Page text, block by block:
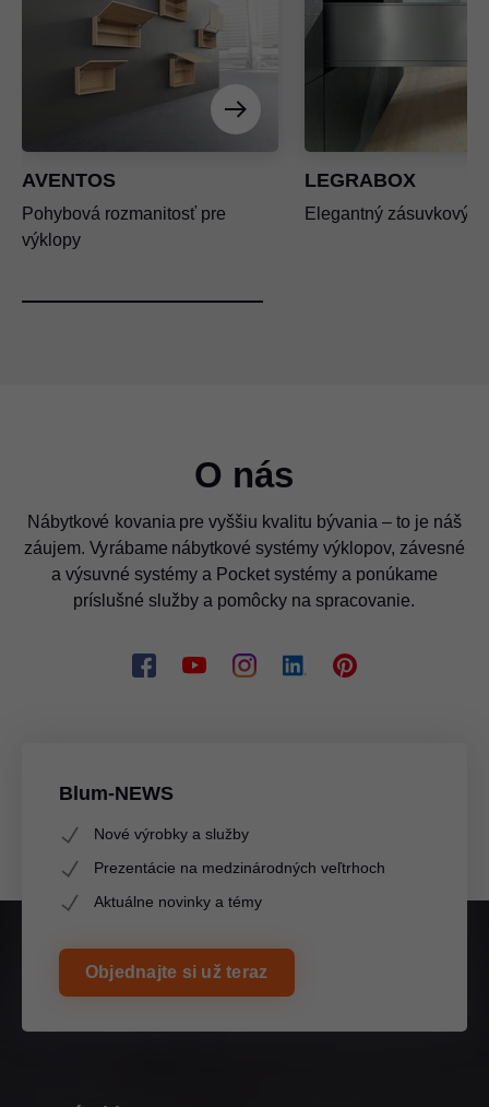
AVENTOS
Pohybová rozmanitosť pre
výklopy
LEGRABOX
Elegantný zásuvkový
O nás
Nábytkové kovania pre vyššiu kvalitu bývania – to je náš
záujem. Vyrábame nábytkové systémy výklopov, závesné
a výsuvné systémy a Pocket systémy a ponúkame
príslušné služby a pomôcky na spracovanie.
Blum-NEWS
Nové výrobky a služby
Prezentácie na medzinárodných veľtrhoch
Aktuálne novinky a témy
Objednajte si už teraz